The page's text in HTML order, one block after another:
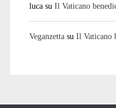
lucasu Il Vaticano
Veganzettasu Il Vaticano